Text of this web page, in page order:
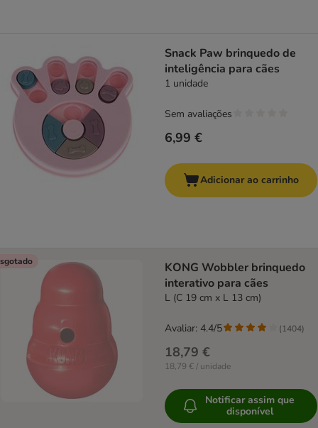
Snack Paw brinquedo de
inteligência para cães
1 unidade
6,99 €
Sem avaliações
Adicionar ao carrinho
KONG Wobbler brinquedo
interativo para cães
L (C 19 cm x L 13 cm)
18,79 €
18,79 € / unidade
Avaliar: 4.4/5 (1404)
Notificar assim que
disponível